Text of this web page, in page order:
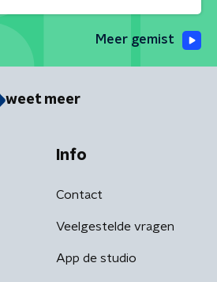
Meer gemist
weet meer
Info
Contact
Veelgestelde vragen
App de studio